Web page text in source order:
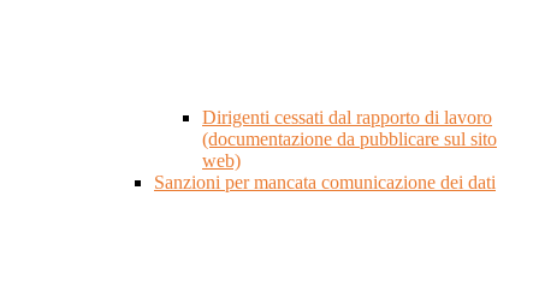
Dirigenti cessati dal rapporto di lavoro
(documentazione da pubblicare sul sito
web)
Sanzioni per mancata comunicazione dei dati